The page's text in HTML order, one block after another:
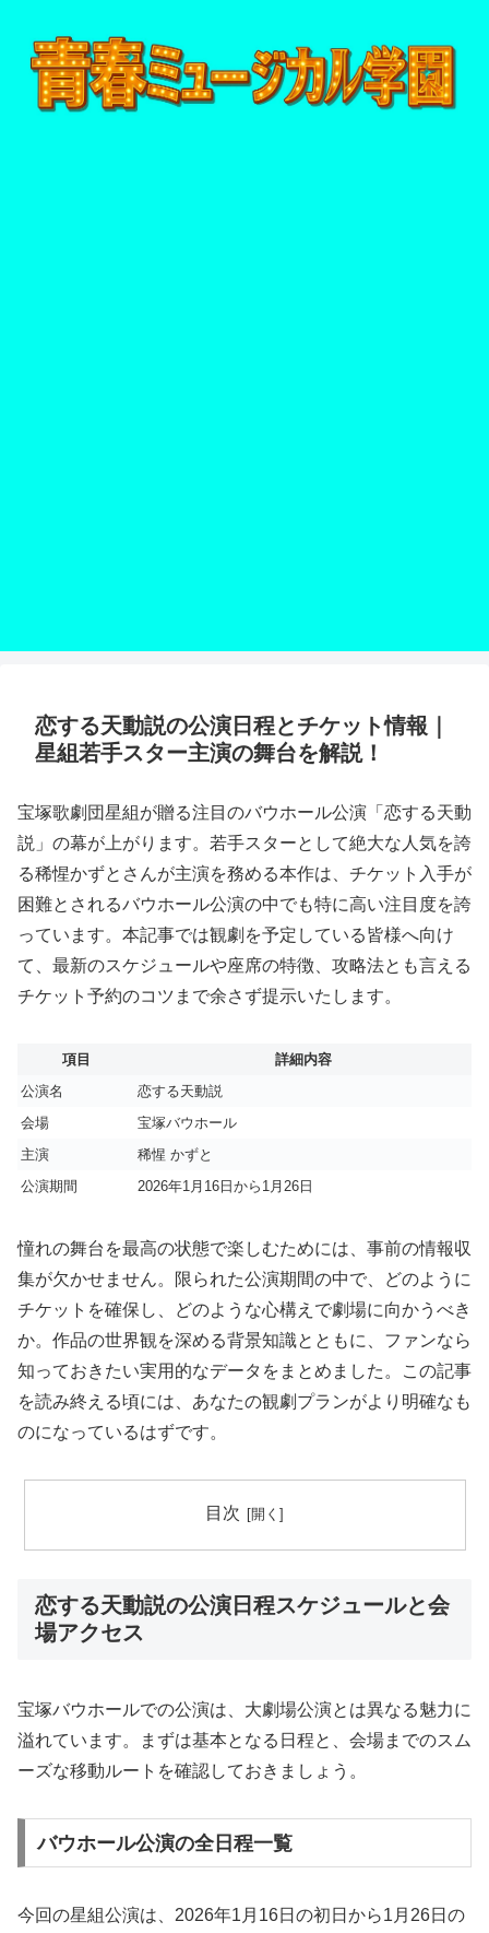
恋する天動説の公演日程とチケット情報｜
星組若手スター主演の舞台を解説！
宝塚歌劇団星組が贈る注目のバウホール公演「恋する天動
説」の幕が上がります。若手スターとして絶大な人気を誇
る稀惺かずとさんが主演を務める本作は、チケット入手が
困難とされるバウホール公演の中でも特に高い注目度を誇
っています。本記事では観劇を予定している皆様へ向け
て、最新のスケジュールや座席の特徴、攻略法とも言える
チケット予約のコツまで余さず提示いたします。
項目
詳細内容
公演名
恋する天動説
会場
宝塚バウホール
主演
稀惺 かずと
公演期間
2026年1月16日から1月26日
憧れの舞台を最高の状態で楽しむためには、事前の情報収
集が欠かせません。限られた公演期間の中で、どのように
チケットを確保し、どのような心構えで劇場に向かうべき
か。作品の世界観を深める背景知識とともに、ファンなら
知っておきたい実用的なデータをまとめました。この記事
を読み終える頃には、あなたの観劇プランがより明確なも
のになっているはずです。
目次
恋する天動説の公演日程スケジュールと会
場アクセス
宝塚バウホールでの公演は、大劇場公演とは異なる魅力に
溢れています。まずは基本となる日程と、会場までのスム
ーズな移動ルートを確認しておきましょう。
バウホール公演の全日程一覧
今回の星組公演は、2026年1月16日の初日から1月26日の